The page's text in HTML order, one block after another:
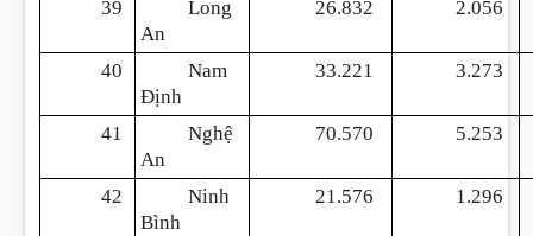
39
Long
An
26.832 2.056
40
Nam
Định
33.221 3.273
41
Nghệ
An
70.570 5.253
42
Ninh
Bình
21.576 1.296